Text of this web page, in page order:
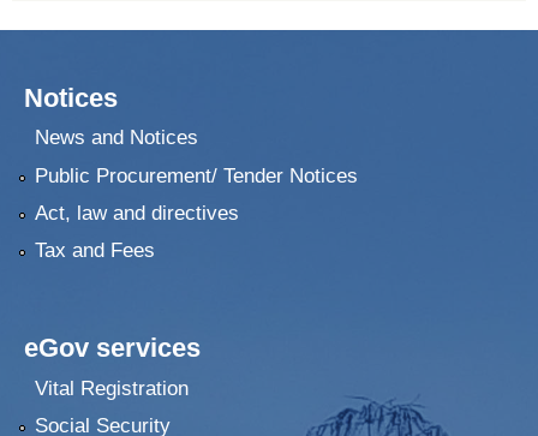
Notices
News and Notices
Public Procurement/ Tender Notices
Act, law and directives
Tax and Fees
eGov services
Vital Registration
Social Security